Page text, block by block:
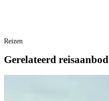
Reizen
Gerelateerd reisaanbod